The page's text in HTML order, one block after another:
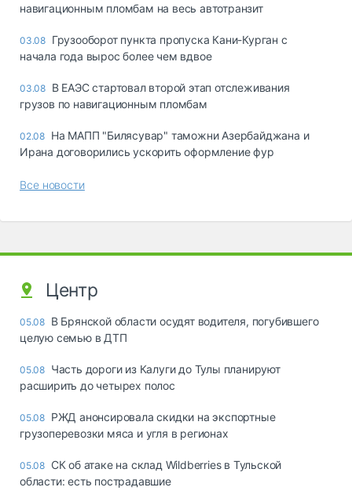
навигационным пломбам на весь автотранзит
03.08 Грузооборот пункта пропуска Кани-Курган с
начала года вырос более чем вдвое
03.08 В ЕАЭС стартовал второй этап отслеживания
грузов по навигационным пломбам
02.08 На МАПП "Билясувар" таможни Азербайджана и
Ирана договорились ускорить оформление фур
Все новости
Центр
05.08 В Брянской области осудят водителя, погубившего
целую семью в ДТП
05.08 Часть дороги из Калуги до Тулы планируют
расширить до четырех полос
05.08 РЖД анонсировала скидки на экспортные
грузоперевозки мяса и угля в регионах
05.08 СК об атаке на склад Wildberries в Тульской
области: есть пострадавшие